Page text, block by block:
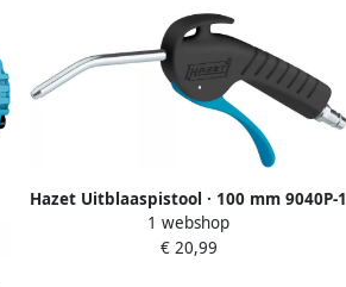
Hazet Uitblaaspistool · 100 mm 9040P-1
· Lengte: 247 mm
1 webshop
€ 20,99